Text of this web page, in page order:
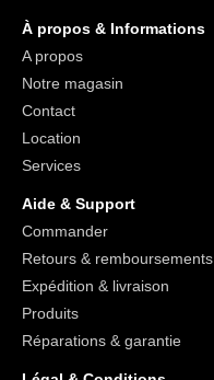
À propos & Informations
A propos
Notre magasin
Contact
Location
Services
Aide & Support
Commander
Retours & remboursements
Expédition & livraison
Produits
Réparations & garantie